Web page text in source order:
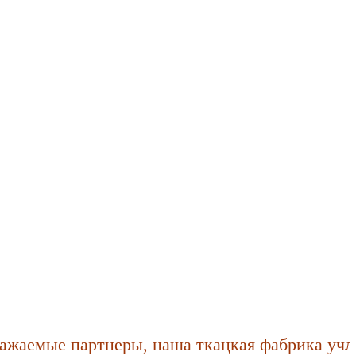
партнеры, наша ткацкая фабрика учла